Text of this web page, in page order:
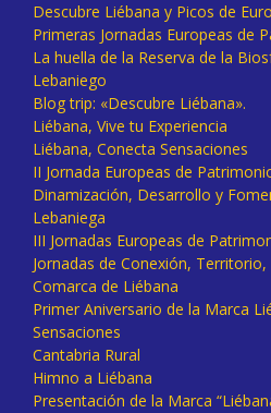
Descubre Liébana y Picos de
Primeras Jornadas Europeas de
La huella de la Reserva de la
Lebaniego
Blog trip: «Descubre Liébana».
Liébana, Vive tu Experiencia
Liébana, Conecta Sensaciones
II Jornada Europeas de
Dinamización, Desarrollo y
Lebaniega
III Jornadas Europeas de
Jornadas de Conexión,
Comarca de Liébana
Primer Aniversario de la Marca
Sensaciones
Cantabria Rural
Himno a Liébana
Presentación de la Marca